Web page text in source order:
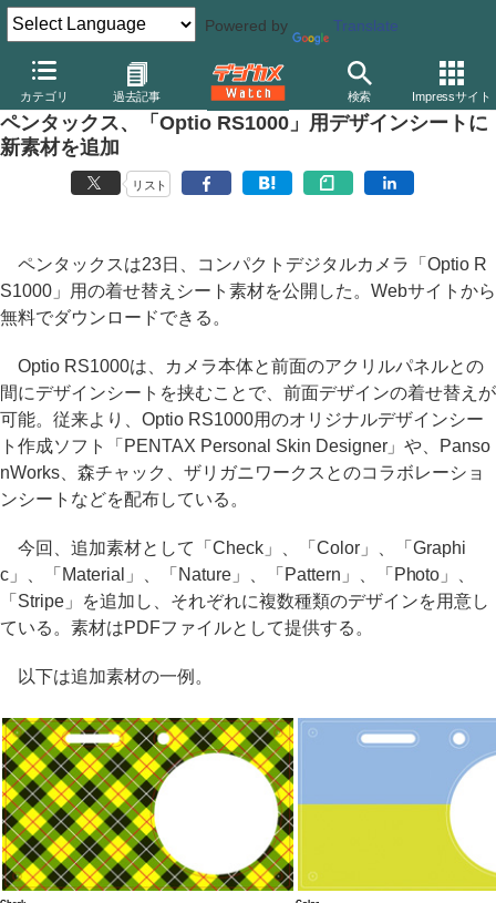
Powered by Translate
カテゴリ 過去記事 検索 Impressサイト
デジカメ Watch カメラ レンズ一体型（コンパクト）カメラ ペ
ペンタックス、「Optio RS1000」用デザインシートに
新素材を追加
リスト
ペンタックスは23日、コンパクトデジタルカメラ「Optio R
S1000」用の着せ替えシート素材を公開した。Webサイトから
無料でダウンロードできる。
Optio RS1000は、カメラ本体と前面のアクリルパネルとの
間にデザインシートを挟むことで、前面デザインの着せ替えが
可能。従来より、Optio RS1000用のオリジナルデザインシー
ト作成ソフト「PENTAX Personal Skin Designer」や、Panso
nWorks、森チャック、ザリガニワークスとのコラボレーショ
ンシートなどを配布している。
今回、追加素材として「Check」、「Color」、「Graphi
c」、「Material」、「Nature」、「Pattern」、「Photo」、
「Stripe」を追加し、それぞれに複数種類のデザインを用意し
ている。素材はPDFファイルとして提供する。
以下は追加素材の一例。